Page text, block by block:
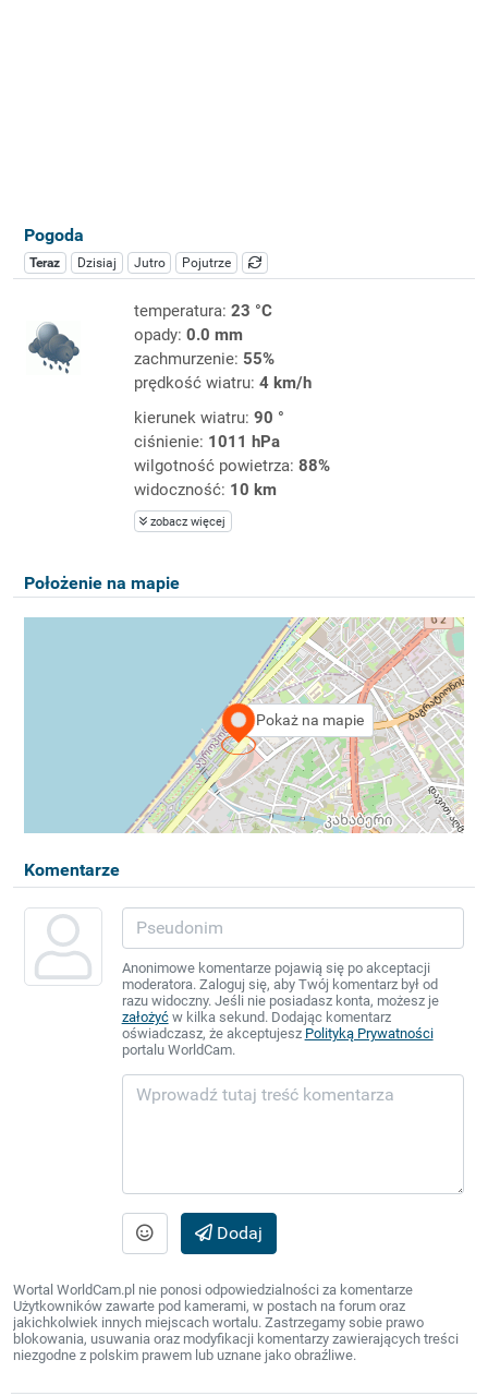
Pogoda
Teraz Dzisiaj Jutro Pojutrze
temperatura: 23 °C
opady: 0.0 mm
zachmurzenie: 55%
prędkość wiatru: 4 km/h
kierunek wiatru: 90 °
ciśnienie: 1011 hPa
wilgotność powietrza: 88%
widoczność: 10 km
zobacz więcej
Położenie na mapie
Pokaż na mapie
Komentarze
Anonimowe komentarze pojawią się po akceptacji
moderatora. Zaloguj się, aby Twój komentarz był od
razu widoczny. Jeśli nie posiadasz konta, możesz je
założyćw kilka sekund. Dodając komentarz
oświadczasz, że akceptujesz Polityką Prywatności
portalu WorldCam.
Dodaj
Wortal WorldCam.pl nie ponosi odpowiedzialności za komentarze
Użytkowników zawarte pod kamerami, w postach na forum oraz
jakichkolwiek innych miejscach wortalu. Zastrzegamy sobie prawo
blokowania, usuwania oraz modyfikacji komentarzy zawierających treści
niezgodne z polskim prawem lub uznane jako obraźliwe.